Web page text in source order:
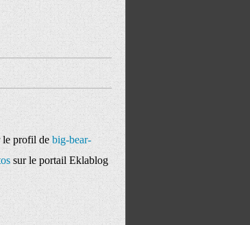
le profil debig-bear-
sur le portail Eklablog